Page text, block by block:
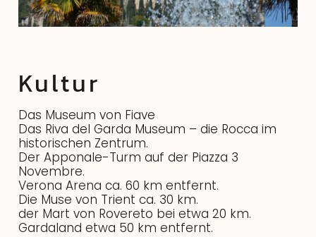
Kultur
Das Museum von Fiave
Das Riva del Garda Museum – die Rocca im
historischen Zentrum.
Der Apponale-Turm auf der Piazza 3
Novembre.
Verona Arena ca. 60 km entfernt.
Die Muse von Trient ca. 30 km.
der Mart von Rovereto bei etwa 20 km.
Gardaland etwa 50 km entfernt.